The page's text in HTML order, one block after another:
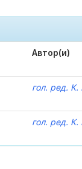
Автор(и)
гол. ред. К.
гол. ред. К.